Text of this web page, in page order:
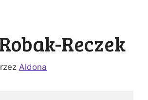
Reczek
Aldona